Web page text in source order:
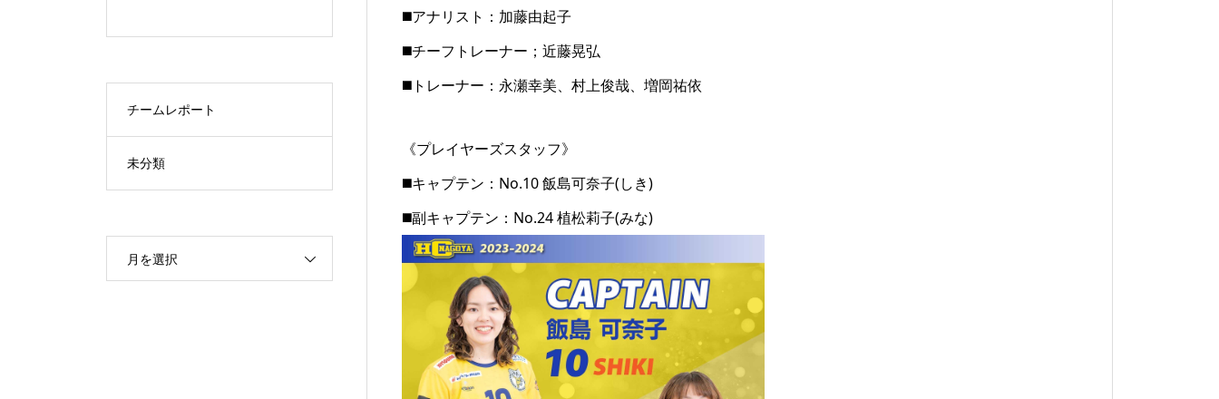
◼️アナリスト：加藤由起子
◼️チーフトレーナー；近藤晃弘
◼️トレーナー：永瀬幸美、村上俊哉、増岡祐依
《プレイヤーズスタッフ》
◼️キャプテン：No.10 飯島可奈子(しき)
◼️副キャプテン：No.24 植松莉子(みな)
チームレポート
未分類
月を選択